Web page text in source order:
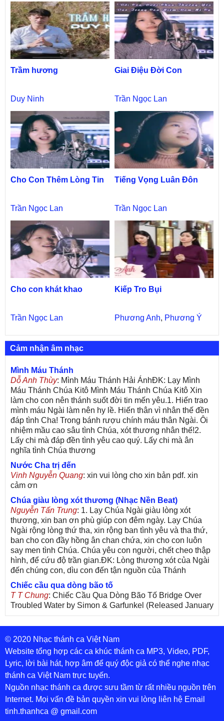
Trầm hương
Duy Ninh
Giai Điệu Đời Con
Trần Ngọc Lan
Cho Con Thêm Lòng Tin
Trần Ngọc Lan
Tiếng Vọng Luân Đôn
Trần Ngọc Lan
Cho con khát khao
Trần Ngọc Lan
Kiếp Tro Bụi
Phương Anh, Phương Ý
Cảm nhận âm nhạc
Mình Máu Thánh
Dỗ Anh Thùy: Mình Máu Thánh Hải ÁnhĐK: Lạy Mình
Máu Thánh Chúa Kitô Mình Máu Thánh Chúa Kitô Xin
làm cho con nên thánh suốt đời tin mến yêu.1. Hiến trao
mình máu Ngài làm nên hy lề. Hiến thân vì nhân thế đền
đáp tình Cha! Trong bánh rượu chính máu thân Ngài. Ôi
nhiệm mầu cao sâu tình Chúa, xót thương nhân thế!2.
Lấy chi mà đáp đền tình yêu cao quý. Lấy chi mà ân
nghĩa tình Chúa thương
Nước Cha trị đến
Vinh Nguyễn Quang: xin vui lòng cho xin bản pdf. xin
cảm ơn
Chúa giàu lòng xót thương (Nhạc Nền Beat)
Nguyễn Tấn Trung: 1. Lạy Chúa Ngài giàu lòng xót
thương, xin ban ơn phù giúp con đêm ngày. Lạy Chúa
Ngài rộng lòng thứ tha, xin rộng ban tình yêu và tha thứ,
ban cho con đầy hồng ân chan chứa, xin cho con luôn
say men tình Chúa. Chúa yêu con người, chết cheo thập
hình, để cứu độ trần gian.ĐK: Lòng thương xót của Ngài
đến chúng con, dìu con đến tận nguồn của Thánh
Chiếc cầu qua dòng bão tố
T T Chung: Chiếc Cầu Qua Dòng Bão Tố Bridge Over
Troubled Water by Simon & Garfunkel (Released January
26, 1970) Lời Việt: Nhạc Sĩ Vũ Đức Nghiêm Trình Bày:
Chung Tử Lưu
De Colores! (Lời Việt)
Son Vu: Bài hát có lời chưa.Cám ơn
Bài ca dâng Mẹ
thuc : xin lòi bài hat ,bai ca dang me.gia ân
Theo gương Mẹ, con lên đường
sr Thúy Ngân: xin cho con bản PDF bài này ạ
Đến với Lòng Thương Xót Chúa
© 2020 Nhạc thánh ca Việt Nam
Website tổng hợp các ca khúc thánh ca MP3, Video, PDF,
Lyric, lời bài hát, hợp âm để quý độc giả có thể nghe nhạc
thánh ca Việt Nam trực tuyến.
Nguồn nhạc thánh ca được sưu tầm từ rất nhiều nguồn trên
Internet. Mọi vấn đề bản quyền xin vui lòng liên hệ Email
tinh.thanhca @ gmail.com